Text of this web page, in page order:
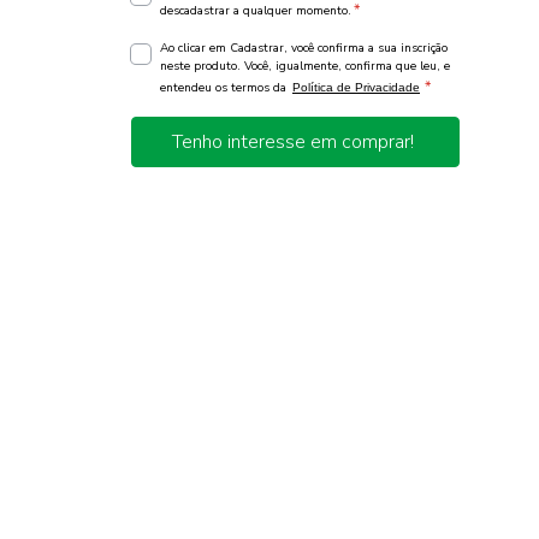
descadastrar a qualquer momento. *
Ao clicar em Cadastrar, você confirma a sua inscrição
neste produto. Você, igualmente, confirma que leu, e
entendeu os termos da Política de Privacidade *
Tenho interesse em comprar!